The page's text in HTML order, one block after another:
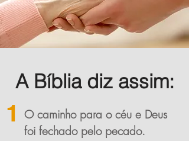
A Bíblia diz assim:
1 O caminho para o céu e Deus
foi fechado pelo pecado.